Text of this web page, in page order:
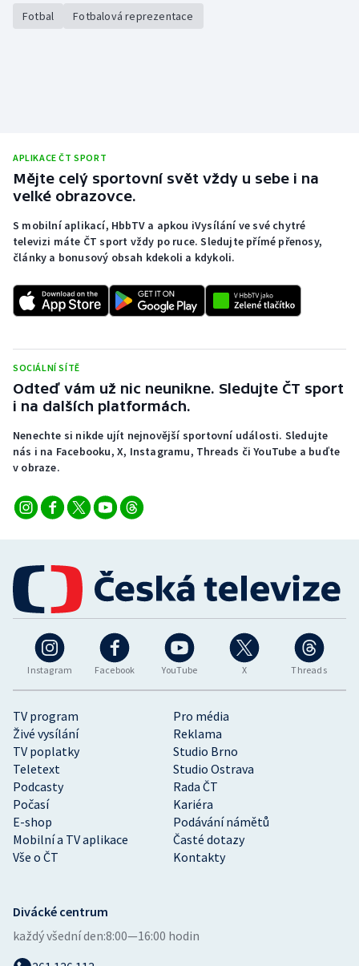
Vodní slalom
Fotbal Fotbalová reprezentace
APLIKACE ČT SPORT
Mějte celý sportovní svět vždy u sebe i na
velké obrazovce.
S mobilní aplikací, HbbTV a apkou iVysílání ve své chytré
televizi máte ČT sport vždy po ruce. Sledujte přímé přenosy,
články a bonusový obsah kdekoli a kdykoli.
SOCIÁLNÍ SÍTĚ
Odteď vám už nic neunikne. Sledujte ČT sport
i na dalších platformách.
Nenechte si nikde ujít nejnovější sportovní události. Sledujte
nás i na Facebooku, X, Instagramu, Threads či YouTube a buďte
v obraze.
Instagram Facebook YouTube X Threads
TV program
Pro média
Živé vysílání
Reklama
TV poplatky
Studio Brno
Teletext
Studio Ostrava
Podcasty
Rada ČT
Počasí
Kariéra
E-shop
Podávání námětů
Mobilní a TV aplikace
Časté dotazy
Vše o ČT
Kontakty
Divácké centrum
každý všední den:8:00—16:00 hodin